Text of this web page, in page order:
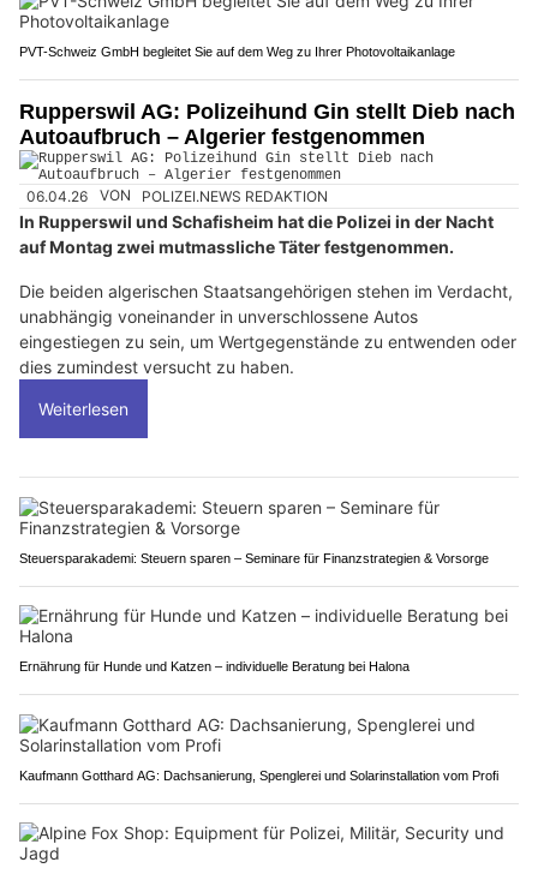
PVT-Schweiz GmbH begleitet Sie auf dem Weg zu Ihrer Photovoltaikanlage
Rupperswil AG: Polizeihund Gin stellt Dieb nach
Autoaufbruch – Algerier festgenommen
06.04.26 VON POLIZEI.NEWS REDAKTION
In Rupperswil und Schafisheim hat die Polizei in der Nacht
auf Montag zwei mutmassliche Täter festgenommen.
Die beiden algerischen Staatsangehörigen stehen im Verdacht,
unabhängig voneinander in unverschlossene Autos
eingestiegen zu sein, um Wertgegenstände zu entwenden oder
dies zumindest versucht zu haben.
Weiterlesen
Steuersparakademi: Steuern sparen – Seminare für Finanzstrategien & Vorsorge
Ernährung für Hunde und Katzen – individuelle Beratung bei Halona
Kaufmann Gotthard AG: Dachsanierung, Spenglerei und Solarinstallation vom Profi